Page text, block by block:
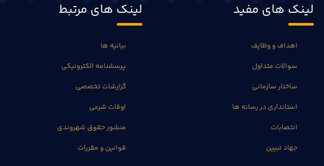
لینک های مفید
اهداف و وظایف
سوالات متداول
ساختار سازمانی
استانداری در رسانه ها
انتصابات
جهاد تبیین
لینک های مرتبط
بیانیه ها
پرسشنامه الکترونیکی
گزارشات تخصصی
اوقات شرعی
منشور حقوق شهروندی
قوانین و مقررات